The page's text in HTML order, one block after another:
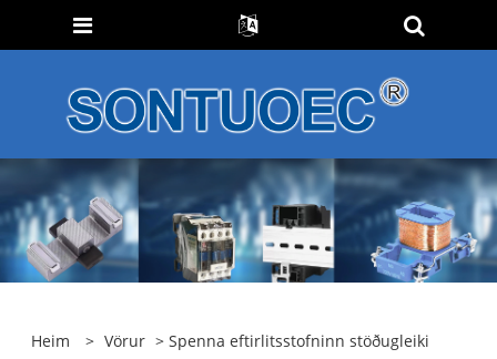
Heim > Vörur > Spenna eftirlitsstofninn stöðugleiki